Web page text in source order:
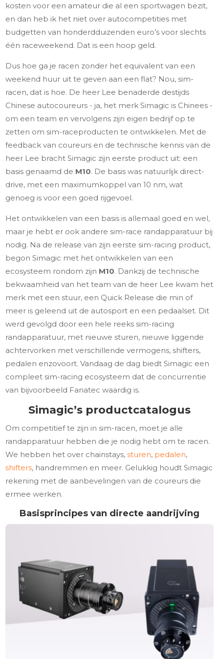
kosten voor een amateur die al een sportwagen bezit,
en dan heb ik het niet over autocompetities met
budgetten van honderdduizenden euro’s voor slechts
één raceweekend. Dat is een hoop geld.
Dus hoe ga je racen zonder het equivalent van een
weekend huur uit te geven aan een flat? Nou, sim-
racen, dat is hoe. De heer Lee benaderde destijds
Chinese autocoureurs - ja, het merk Simagic is Chinees -
om een team en vervolgens zijn eigen bedrijf op te
zetten om sim-raceproducten te ontwikkelen. Met de
feedback van coureurs en de technische kennis van de
heer Lee bracht Simagic zijn eerste product uit: een
basis genaamd de M10. De basis was natuurlijk direct-
drive, met een maximumkoppel van 10 nm, wat
genoeg is voor een goed rijgevoel.
Het ontwikkelen van een basis is allemaal goed en wel,
maar je hebt er ook andere sim-race randapparatuur bij
nodig. Na de release van zijn eerste sim-racing product,
begon Simagic met het ontwikkelen van een
ecosysteem rondom zijn M10. Dankzij de technische
bekwaamheid van het team van de heer Lee kwam het
merk met een stuur, een Quick Release die min of
meer is geleend uit de autosport en een pedaalset. Dit
werd gevolgd door een hele reeks sim-racing
randapparatuur, met nieuwe sturen, nieuwe liggende
achtervorken met verschillende vermogens, shifters,
pedalen enzovoort. Vandaag de dag biedt Simagic een
compleet sim-racing ecosysteem dat de concurrentie
van bijvoorbeeld Fanatec waardig is.
Simagic’s productcatalogus
Om competitief te zijn in sim-racen, moet je alle
randapparatuur hebben die je nodig hebt om te racen.
We hebben het over chainstays,sturen, pedalen,
shifters, handremmen en meer. Gelukkig houdt Simagic
rekening met de aanbevelingen van de coureurs die
ermee werken.
Basisprincipes van directe aandrijving